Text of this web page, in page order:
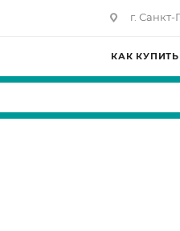
г.
КАК КУПИТЬ